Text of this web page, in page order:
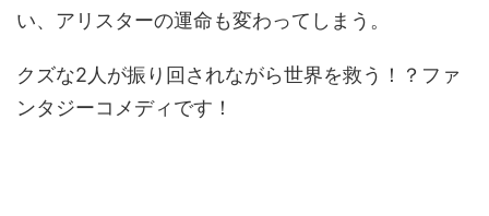
い、アリスターの運命も変わってしまう。
クズな2人が振り回されながら世界を救う！？ファ
ンタジーコメディです！